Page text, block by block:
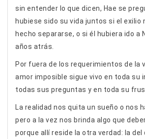
sin entender lo que dicen, Hae se
hubiese sido su vida juntos si el exilio
hecho separarse, o si él hubiera ido a
años atrás.
Por fuera de los requerimientos de la
amor imposible sigue vivo en toda su
todas sus preguntas y en toda su
La realidad nos quita un sueño o nos
pero a la vez nos brinda algo que
porque allí reside la otra verdad: la del